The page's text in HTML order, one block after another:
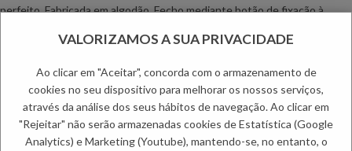
perfeito. Fabricada em algodão. Fecho mediante botão de fixação à
Informação adicional
Métodos de Pagamento
Trocas e Devoluções
VALORIZAMOS A SUA PRIVACIDADE
Ao clicar em "Aceitar", concorda com o armazenamento de
cookies no seu dispositivo para melhorar os nossos serviços,
através da análise dos seus hábitos de navegação. Ao clicar em
"Rejeitar" não serão armazenadas cookies de Estatística (Google
Analytics) e Marketing (Youtube), mantendo-se, no entanto, o